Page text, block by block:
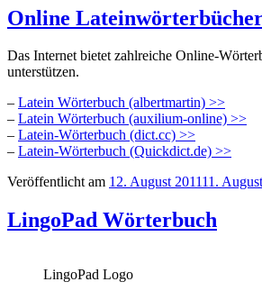
Online
Das Internet bietet zahlreiche Online-
unterstützen.
– Latein Wörterbuch (albertmartin) >>
– Latein Wörterbuch (auxilium-online) >>
– Latein-Wörterbuch (dict.cc) >>
– Latein-Wörterbuch (Quickdict.de) >>
Veröffentlicht am 12. August 201111.
LingoPad Wörterbuch
LingoPad Logo